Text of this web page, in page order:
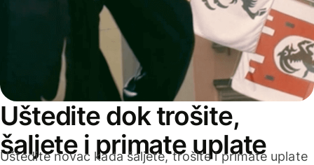
Uštedite dok trošite,
šaljete i primate uplate
Uštedite novac kada šaljete, trošite i primate uplate